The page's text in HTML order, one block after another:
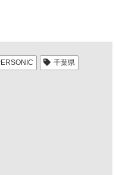
千葉県